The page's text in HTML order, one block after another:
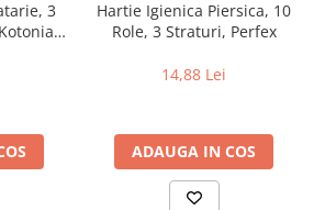
3
Hartie Igienica Piersica, 10
Role, 3 Straturi, Perfex
14,88 Lei
ADAUGA IN COS